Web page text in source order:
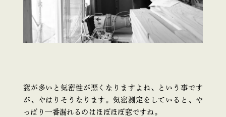
窓が多いと気密性が悪くなりますよね、という事です
が、やはりそうなります。気密測定をしていると、や
っぱり一番漏れるのはほぼほぼ窓ですね。